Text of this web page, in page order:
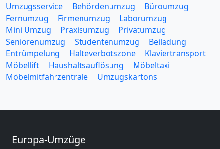
Umzugsservice Behördenumzug
Büroumzug
Fernumzug
Firmenumzug
Laborumzug
Mini Umzug
Praxisumzug
Privatumzug
Seniorenumzug
Studentenumzug
Beiladung
Entrümpelung
Halteverbotszone
Klaviertransport
Möbellift
Haushaltsauflösung
Möbeltaxi
Möbelmitfahrzentrale
Umzugskartons
Europa-Umzüge